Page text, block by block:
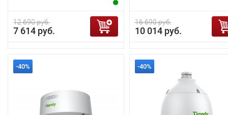
12 690 руб.
7 614 руб.
16 690 руб.
10 014 руб.
-40% -40%